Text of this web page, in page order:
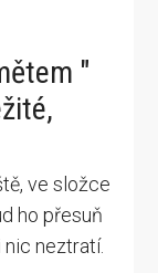
"
ve složce
ho přesuň
neztratí.